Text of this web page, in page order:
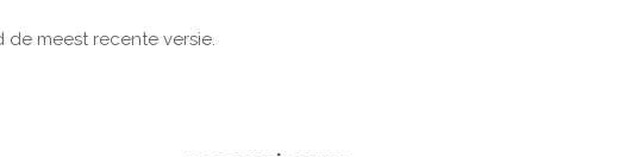
meest recente versie.